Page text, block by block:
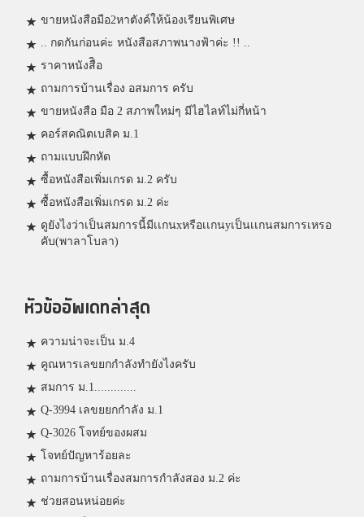
ขายหนังสือมือ2หาตังค์ให้น้องเรียนพิเศษ
.. กดกันก่อนค่ะ หนังสือสภาพนางฟ้าค่ะ !! ..
ราคาหนังสืิอ
ถามการบ้านเรื่อง อสมการ ครับ
ขายหนังสือ มือ 2 สภาพใหม่ๆ มีไฮไลท์ไม่กี่หน้า
คอร์สคณิตเบสิค ม.1
ถามแบบฝึกหัด
ซื้อหนังสือเพิ่มเกรด ม.2 ครับ
ซื้อหนังสือเพิ่มเกรด ม.2 ค่ะ
ดูยังไงว่าเป็นสมการนี้มีเเกนxหรือเเกนyเป็นเเกนสมการเหรอ
คับ(พาลาโบลา)
หัวข้ออัพเดทล่าสุด
ความน่าจะเป็น ม.4
คูณหารเลขยกกำลังทำยังไงครับ
สมการ ม.1.............
Q-3994 เลขยยกกำลัง ม.1
Q-3026 โจทย์ของผสม
โจทย์ปัญหาร้อยละ
ถามการบ้านเรื่องสมการกำลังสอง ม.2 ค่ะ
ช่วยสอนหน่อยค่ะ